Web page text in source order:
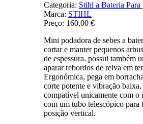
Categoria: Stihl a Bateria Para
Marca: STIHL
Preço: 160,00 €
Mini podadora de sebes a
cortar e manter pequenos
de espessura. possui também
aparar rebordos de relva em
Ergonómica, pega em
corte potente e vibração
compatível unicamente com
com um tubo telescópico
posição vertical.